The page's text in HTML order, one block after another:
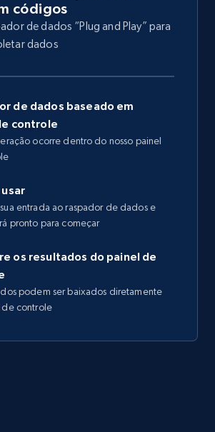
códigos
de dados “Plug and Play” para
dados
de dados baseado em
controle
ocorre dentro do nosso painel
usar
entrada ao raspador de dados e
pronto para começar
os resultados do painel de
podem ser baixados diretamente
controle